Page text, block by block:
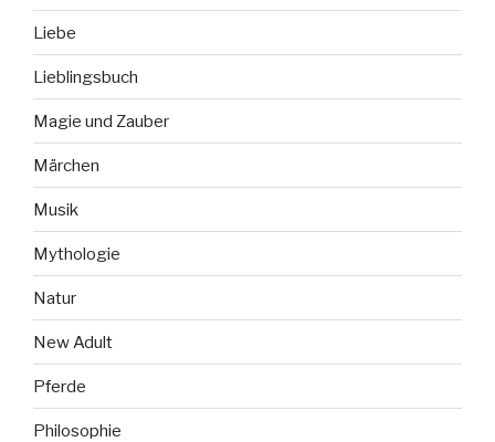
Liebe
Lieblingsbuch
Magie und Zauber
Märchen
Musik
Mythologie
Natur
New Adult
Pferde
Philosophie